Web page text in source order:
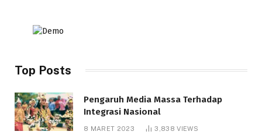
Top Posts
Pengaruh Media Massa Terhadap
Integrasi Nasional
8 MARET 2023 3,838VIEWS